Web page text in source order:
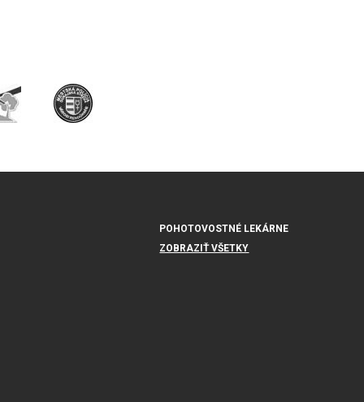
POHOTOVOSTNÉ LEKÁRNE
ZOBRAZIŤ VŠETKY